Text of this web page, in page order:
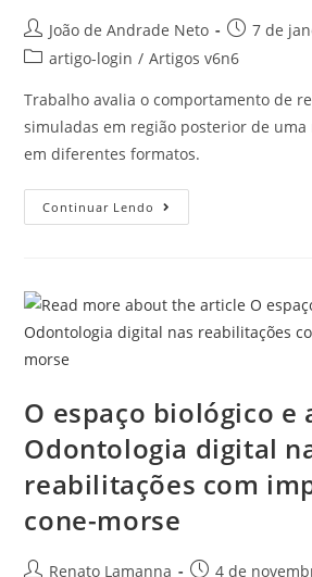
João de Andrade Neto
7 de
artigo-login / Artigos v6n6
Trabalho avalia o comportamento de
simuladas em região posterior de uma
em diferentes formatos.
Continuar Lendo
O espaço biológico e
Odontologia digital
reabilitações com
cone-morse
Renato Lamanna
4 de